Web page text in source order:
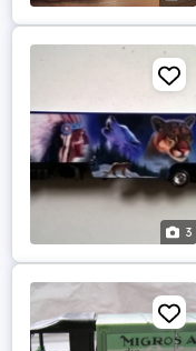
3